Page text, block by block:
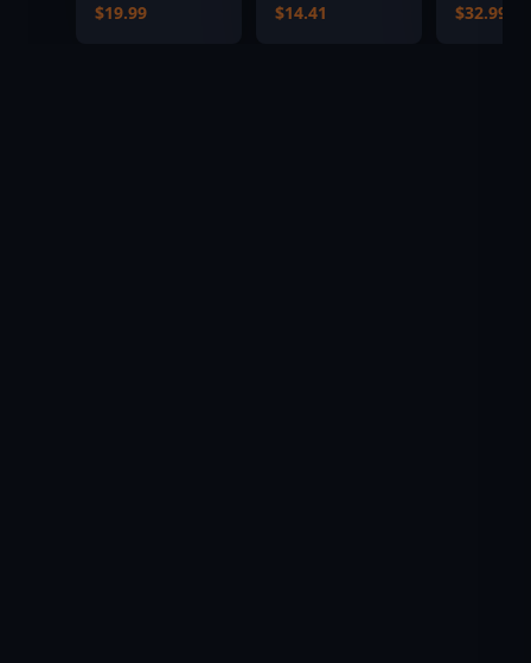
$19.99
$14.41
$32.99